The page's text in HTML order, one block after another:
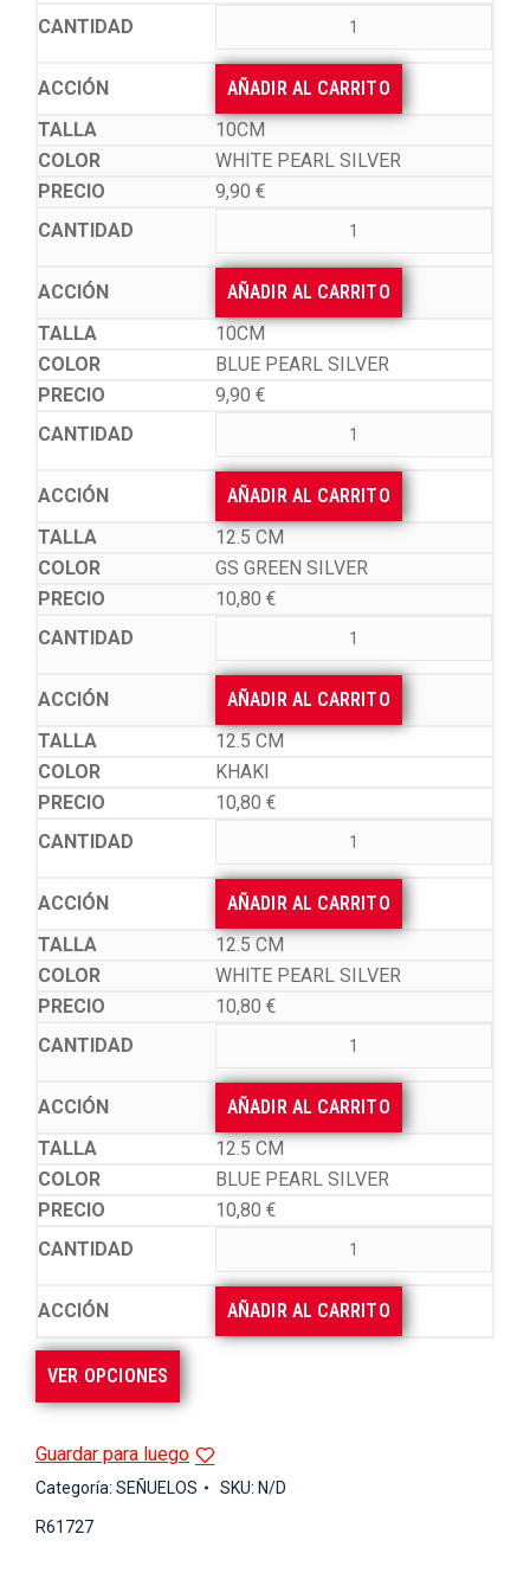
AÑADIR AL CARRITO
10CM
WHITE PEARL SILVER
9,90 €
AÑADIR AL CARRITO
10CM
BLUE PEARL SILVER
9,90 €
AÑADIR AL CARRITO
12.5 CM
GS GREEN SILVER
10,80 €
AÑADIR AL CARRITO
12.5 CM
KHAKI
10,80 €
AÑADIR AL CARRITO
12.5 CM
WHITE PEARL SILVER
10,80 €
AÑADIR AL CARRITO
12.5 CM
BLUE PEARL SILVER
10,80 €
AÑADIR AL CARRITO
VER OPCIONES
Guardar para luego
Categoría: SEÑUELOS SKU: N/D
R61727